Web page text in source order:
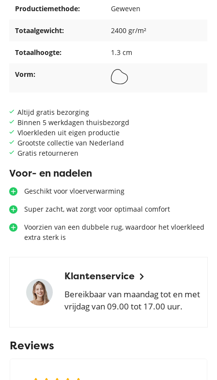
Altijd gratis bezorging
Binnen 5 werkdagen thuisbezorgd
Vloerkleden uit eigen productie
Grootste collectie van Nederland
Gratis retourneren
Voor- en nadelen
Geschikt voor vloerverwarming
Super zacht, wat zorgt voor optimaal comfort
Voorzien van een dubbele rug, waardoor het vloerkleed
extra sterk is
Klantenservice
Bereikbaar van maandag tot en met
vrijdag van 09.00 tot 17.00 uur.
Productiemethode: Geweven
Totaalgewicht: 2400 gr/m²
Totaalhoogte: 1.3 cm
Vorm:
Reviews